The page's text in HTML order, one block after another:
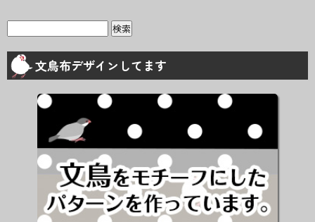
検
文鳥布デザインしてます